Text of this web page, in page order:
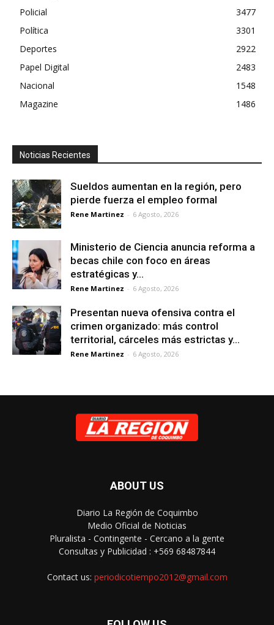
Policial
3477
Política
3301
Deportes
2922
Papel Digital
2483
Nacional
1548
Magazine
1486
Noticias Recientes
Sueldos aumentan en la región, pero
pierde fuerza el empleo formal
Rene Martinez - 6 Agosto, 2026
Ministerio de Ciencia anuncia reforma a
becas chile con foco en áreas
estratégicas y...
Rene Martinez - 6 Agosto, 2026
Presentan nueva ofensiva contra el
crimen organizado: más control
territorial, cárceles más estrictas y...
Rene Martinez - 6 Agosto, 2026
ABOUT US
Diario La Región de Coquimbo
Medio Oficial de Noticias
Pluralista - Contingente - Cercano a la gente
Consultas y Publicidad : +569 68487844
Contact us: periodicotiempo2012@gmail.com